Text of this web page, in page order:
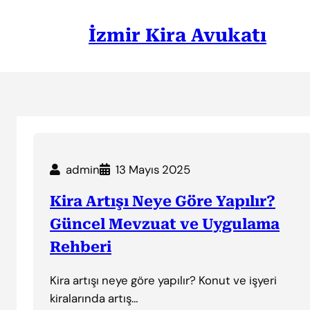
İzmir Kira Avukatı
admin 13 Mayıs 2025
Kira Artışı Neye Göre Yapılır?
Güncel Mevzuat ve Uygulama
Rehberi
Kira artışı neye göre yapılır? Konut ve işyeri
kiralarında artış…